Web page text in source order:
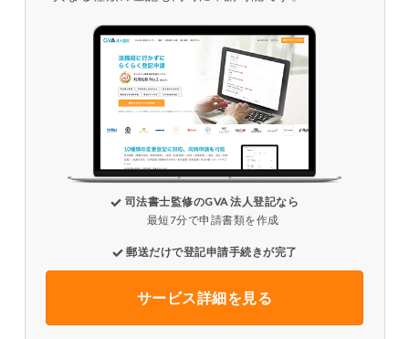
司法書士監修のGVA 法人登記なら
最短7分で申請書類を作成
郵送だけで登記申請手続きが完了
サービス詳細を見る